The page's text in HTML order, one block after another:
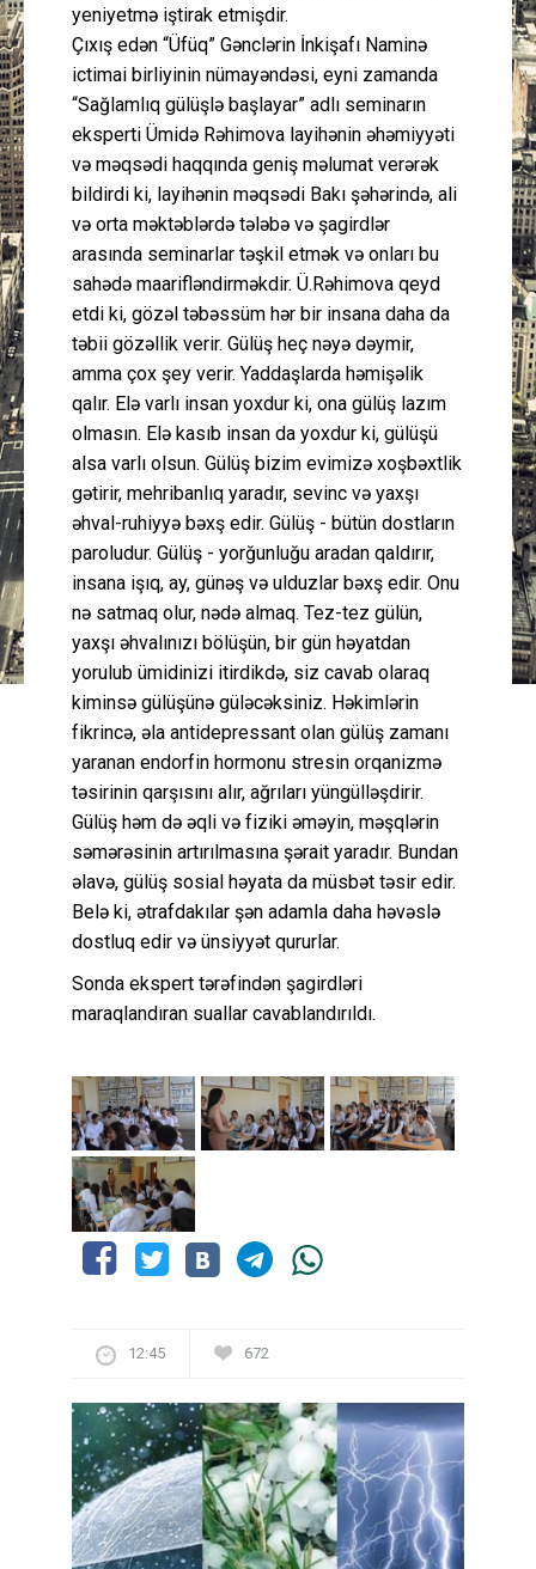
yeniyetmə iştirak etmişdir.
Çıxış edən “Üfüq” Gənclərin İnkişafı Naminə
ictimai birliyinin nümayəndəsi, eyni zamanda
“Sağlamlıq gülüşlə başlayar” adlı seminarın
eksperti Ümidə Rəhimova layihənin əhəmiyyəti
və məqsədi haqqında geniş məlumat verərək
bildirdi ki, layihənin məqsədi Bakı şəhərində, ali
və orta məktəblərdə tələbə və şagirdlər
arasında seminarlar təşkil etmək və onları bu
sahədə maarifləndirməkdir. Ü.Rəhimova qeyd
etdi ki, gözəl təbəssüm hər bir insana daha da
təbii gözəllik verir. Gülüş heç nəyə dəymir,
amma çox şey verir. Yaddaşlarda həmişəlik
qalır. Elə varlı insan yoxdur ki, ona gülüş lazım
olmasın. Elə kasıb insan da yoxdur ki, gülüşü
alsa varlı olsun. Gülüş bizim evimizə xoşbəxtlik
gətirir, mehribanlıq yaradır, sevinc və yaxşı
əhval-ruhiyyə bəxş edir. Gülüş - bütün dostların
paroludur. Gülüş - yorğunluğu aradan qaldırır,
insana işıq, ay, günəş və ulduzlar bəxş edir. Onu
nə satmaq olur, nədə almaq. Tez-tez gülün,
yaxşı əhvalınızı bölüşün, bir gün həyatdan
yorulub ümidinizi itirdikdə, siz cavab olaraq
kiminsə gülüşünə güləcəksiniz. Həkimlərin
fikrincə, əla antidepressant olan gülüş zamanı
yaranan endorfin hormonu stresin orqanizmə
təsirinin qarşısını alır, ağrıları yüngülləşdirir.
Gülüş həm də əqli və fiziki əməyin, məşqlərin
səmərəsinin artırılmasına şərait yaradır. Bundan
əlavə, gülüş sosial həyata da müsbət təsir edir.
Belə ki, ətrafdakılar şən adamla daha həvəslə
dostluq edir və ünsiyyət qururlar.
Sonda ekspert tərəfindən şagirdləri
maraqlandıran suallar cavablandırıldı.
12:45 672